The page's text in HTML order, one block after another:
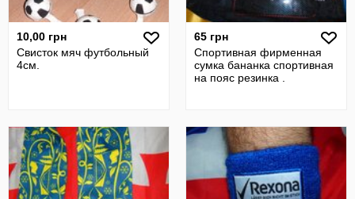
10,00 грн
Свисток мяч футбольный
4см.
65 грн
Спортивная фирменная
сумка бананка спортивная
на пояс резинка .